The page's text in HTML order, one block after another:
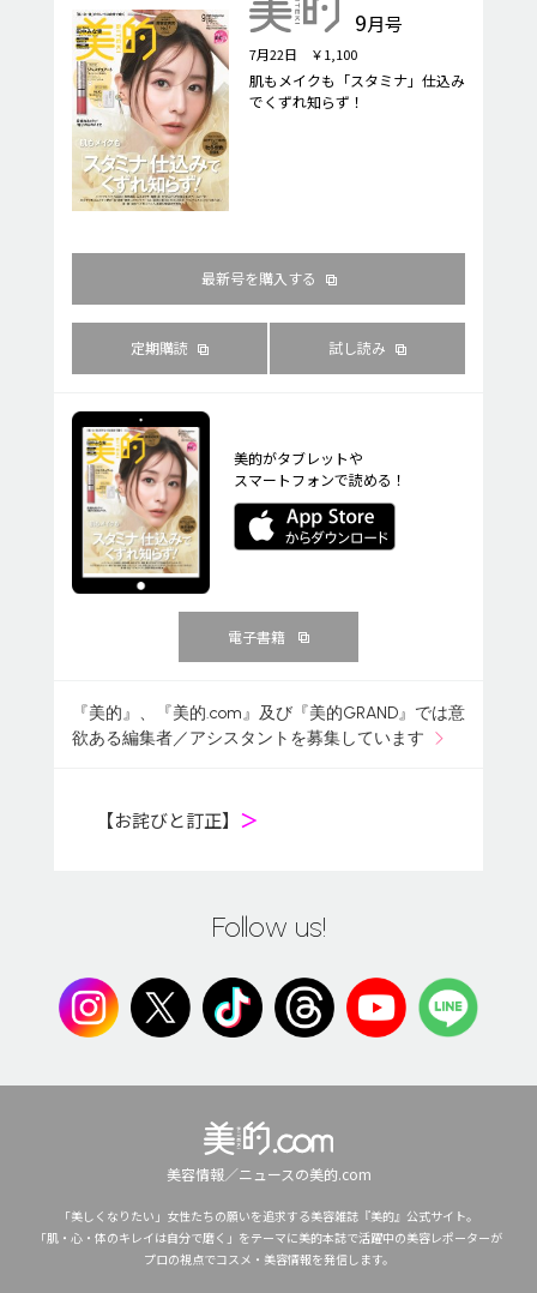
9月号
7月22日 ￥1,100
肌もメイクも「スタミナ」仕込み
でくずれ知らず！
最新号を購入する
定期購読 試し読み
美的がタブレットや
スマートフォンで読める！
電子書籍
『美的』、『美的.com』及び『美的GRAND』では意
欲ある編集者／アシスタントを募集しています
【お詫びと訂正】 ＞
Follow us!
美容情報／ニュースの美的.com
「美しくなりたい」女性たちの願いを追求する美容雑誌『美的』公式サイト。
「肌・心・体のキレイは自分で磨く」をテーマに美的本誌で活躍中の美容レポーターが
プロの視点でコスメ・美容情報を発信します。